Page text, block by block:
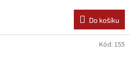
Do košíku
Kód: 155